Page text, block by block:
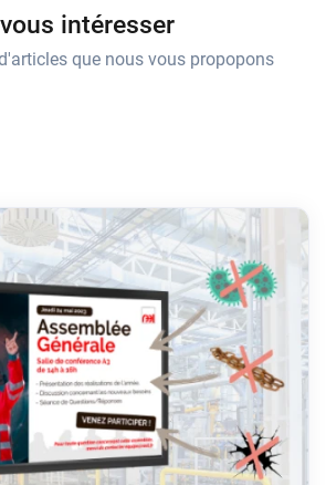
intéresser
que nous vous propopons